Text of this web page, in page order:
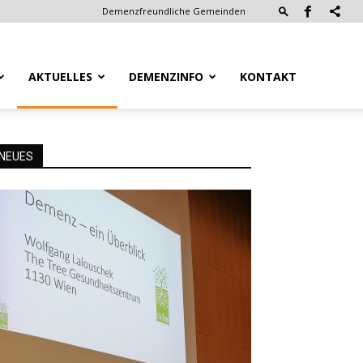
Demenzfreundliche Gemeinden
AKTUELLES DEMENZINFO KONTAKT